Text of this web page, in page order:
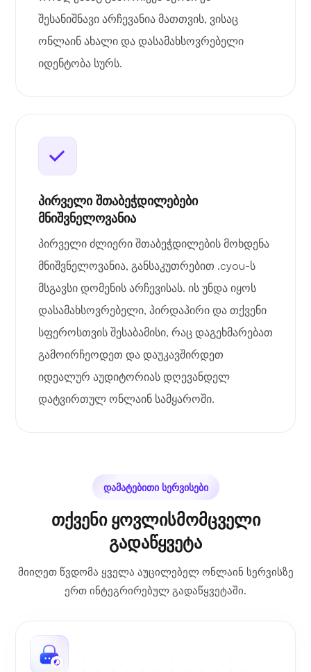
შესანიშნავი არჩევანია მათთვის, ვისაც
ონლაინ ახალი და დასამახსოვრებელი
იდენტობა სურს.
პირველი შთაბეჭდილებები
მნიშვნელოვანია
პირველი ძლიერი შთაბეჭდილების მოხდენა
მნიშვნელოვანია, განსაკუთრებით .cyou-ს
მსგავსი დომენის არჩევისას. ის უნდა იყოს
დასამახსოვრებელი, პირდაპირი და თქვენი
სფეროსთვის შესაბამისი, რაც დაგეხმარებათ
გამოირჩეოდეთ და დაუკავშირდეთ
იდეალურ აუდიტორიას დღევანდელ
დატვირთულ ონლაინ სამყაროში.
დამატებითი სერვისები
თქვენი ყოვლისმომცველი
გადაწყვეტა
მიიღეთ წვდომა ყველა აუცილებელ ონლაინ სერვისზე
ერთ ინტეგრირებულ გადაწყვეტაში.